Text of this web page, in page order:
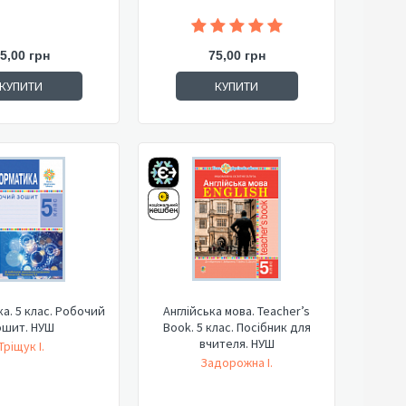
грн
КУПИТИ
75,00 грн
КУПИТИ
5 клас. Робочий
НУШ
І.
Англійська мова. Teacher’s
Book. 5 клас. Посібник для
вчителя. НУШ
Задорожна І.